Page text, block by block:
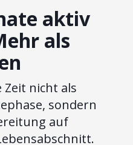
aktiv
als
Zeit nicht als
sondern
auf